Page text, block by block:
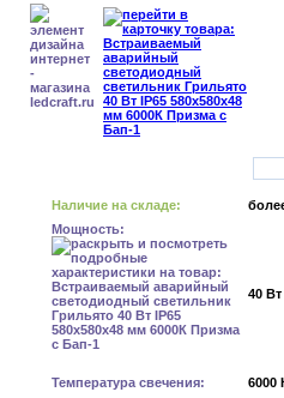
Наличие на складе:
Мощность:
40 Вт
Температура свечения: 6000